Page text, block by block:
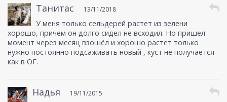
Танитас 13/11/2018
У меня только сельдерей растет из зелени
хорошо, причем он долго сидел не всходил. Но пришел
момент через месяц взошёл и хорошо растет только
нужно постоянно подсаживать новый , куст не получается
как в ОГ.
Надья 19/11/2015